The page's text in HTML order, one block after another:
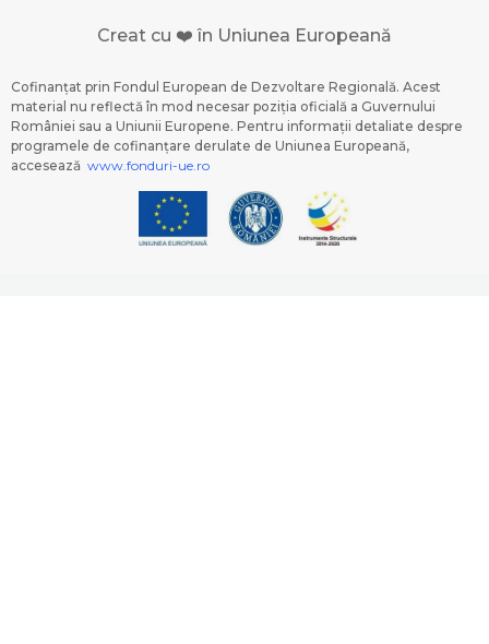
Creat cu ❤️ în Uniunea Europeană
Cofinanțat prin Fondul European de Dezvoltare Regională. Acest
material nu reflectă în mod necesar poziția oficială a Guvernului
României sau a Uniunii Europene. Pentru informații detaliate despre
programele de cofinanțare derulate de Uniunea Europeană,
accesează www.fonduri-ue.ro